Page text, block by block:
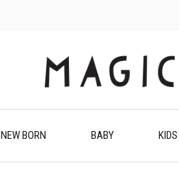
NEW BORN BABY KIDS